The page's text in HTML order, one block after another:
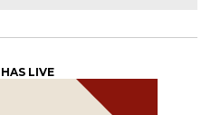
LIVE